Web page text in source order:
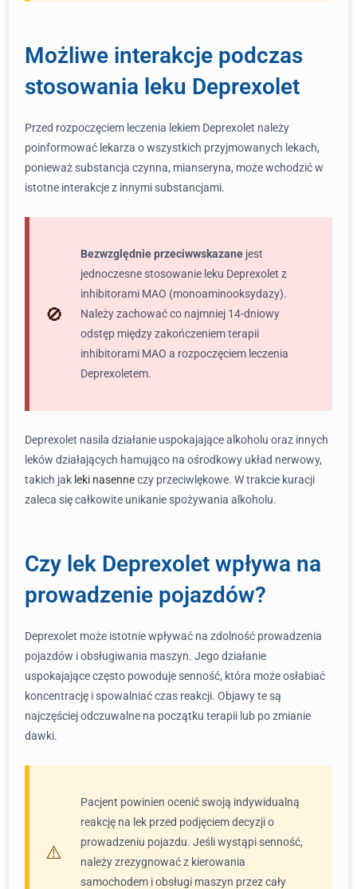
Możliwe interakcje podczas
stosowania leku Deprexolet
Przed rozpoczęciem leczenia lekiem Deprexolet należy
poinformować lekarza o wszystkich przyjmowanych lekach,
ponieważ substancja czynna, mianseryna, może wchodzić w
istotne interakcje z innymi substancjami.
Bezwzględnie przeciwwskazane jest
jednoczesne stosowanie leku Deprexolet z
inhibitorami MAO (monoaminooksydazy).
Należy zachować co najmniej 14-dniowy
odstęp między zakończeniem terapii
inhibitorami MAO a rozpoczęciem leczenia
Deprexoletem.
Deprexolet nasila działanie uspokajające alkoholu oraz innych
leków działających hamująco na ośrodkowy układ nerwowy,
takich jak leki nasenneczy przeciwlękowe. W trakcie kuracji
zaleca się całkowite unikanie spożywania alkoholu.
Czy lek Deprexolet wpływa na
prowadzenie pojazdów?
Deprexolet może istotnie wpływać na zdolność prowadzenia
pojazdów i obsługiwania maszyn. Jego działanie
uspokajające często powoduje senność, która może osłabiać
koncentrację i spowalniać czas reakcji. Objawy te są
najczęściej odczuwalne na początku terapii lub po zmianie
dawki.
Pacjent powinien ocenić swoją indywidualną
reakcję na lek przed podjęciem decyzji o
prowadzeniu pojazdu. Jeśli wystąpi senność,
należy zrezygnować z kierowania
samochodem i obsługi maszyn przez cały